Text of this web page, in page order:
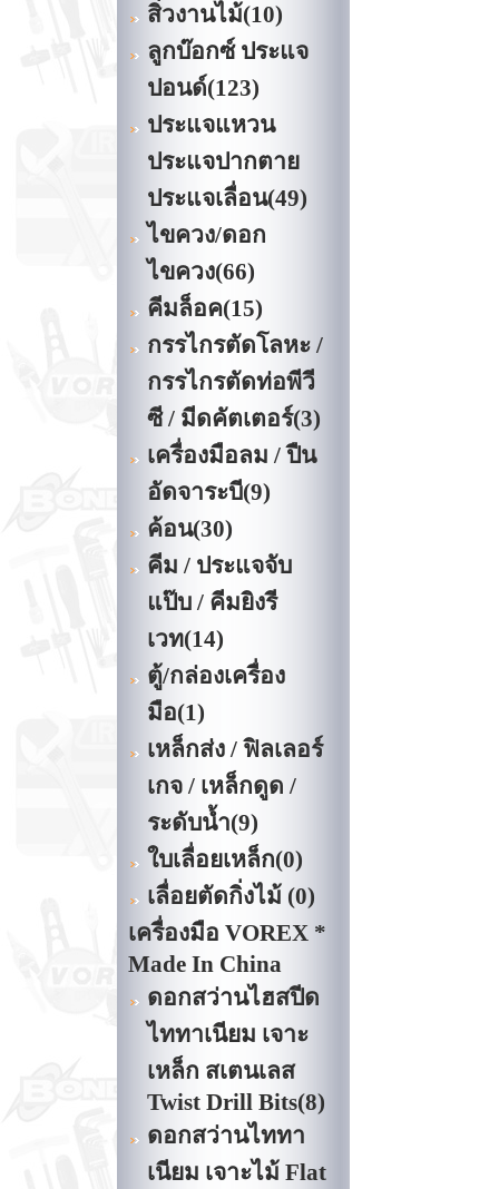
สิ่วงานไม้(10)
ลูกบ๊อกซ์ ประแจ
ปอนด์(123)
ประแจแหวน
ประแจปากตาย
ประแจเลื่อน(49)
ไขควง/ดอก
ไขควง(66)
คีมล็อค(15)
กรรไกรตัดโลหะ /
กรรไกรตัดท่อพีวี
ซี / มีดคัตเตอร์(3)
เครื่องมือลม / ปืน
อัดจาระบี(9)
ค้อน(30)
คีม / ประแจจับ
แป๊บ / คีมยิงรี
เวท(14)
ตู้/กล่องเครื่อง
มือ(1)
เหล็กส่ง / ฟิลเลอร์
เกจ / เหล็กดูด /
ระดับน้ำ(9)
ใบเลื่อยเหล็ก(0)
เลื่อยตัดกิ่งไม้ (0)
เครื่องมือ VOREX *
Made In China
ดอกสว่านไฮสปีด
ไททาเนียม เจาะ
เหล็ก สเตนเลส
Twist Drill Bits(8)
ดอกสว่านไททา
เนียม เจาะไม้ Flat